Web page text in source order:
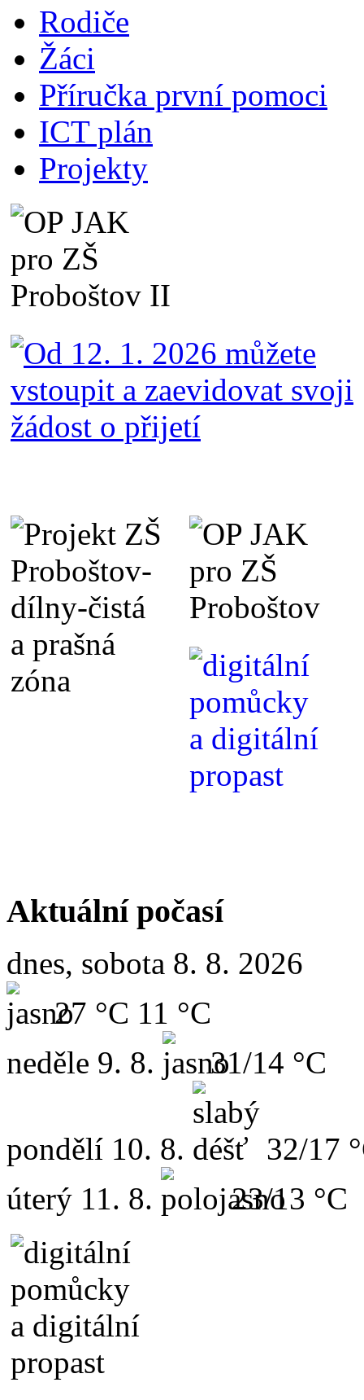
Rodiče
Žáci
Příručka první pomoci
ICT plán
Projekty
Aktuální počasí
dnes, sobota 8. 8. 2026
27 °C 11 °C
neděle 9. 8. 31/14 °C
pondělí 10. 8.
32/17
úterý 11. 8. 23/13 °C